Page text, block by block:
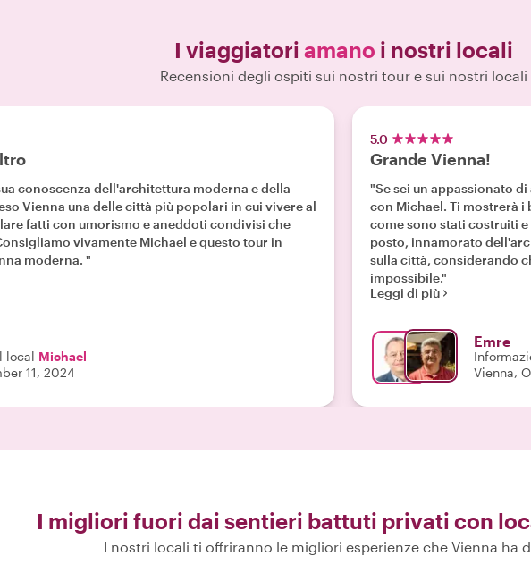
I viaggiatori amano i nostri locali
Recensioni degli ospiti sui nostri tour e sui nostri locali
conoscenza dell'architettura moderna e della
Vienna una delle città più popolari in cui vivere al
fatti con umorismo e aneddoti condivisi che
vivamente Michael e questo tour in
moderna. "
local Michael
11, 2024
5.0
Grande Vienna!
"Se sei un appassionato
con Michael. Ti mostrerà i
come sono stati costruiti
posto, innamorato
sulla città, considerando
impossibile."
Leggi di più
Emre
Vienna,
I migliori fuori dai sentieri battuti privati con
I nostri locali ti offriranno le migliori esperienze che Vienna ha